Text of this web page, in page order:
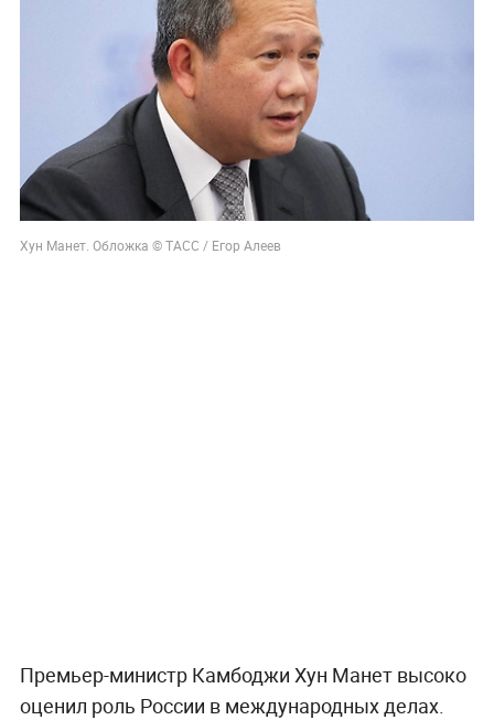
Хун Манет. Обложка © ТАСС / Егор Алеев
Премьер-министр Камбоджи Хун Манет высоко
оценил роль России в международных делах.